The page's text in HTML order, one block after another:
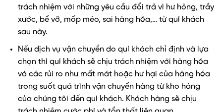
trách nhiệm với những yêu cầu đổi trả vì hư hỏng, trầy
xước, bể vỡ, mốp méo, sai hàng hóa,… từ quí khách
sau này.
Nếu dịch vụ vận chuyển do quí khách chỉ định và lựa
chọn thì quí khách sẽ chịu trách nhiệm với hàng hóa
và các rủi ro như mất mát hoặc hư hại của hàng hóa
trong suốt quá trình vận chuyển hàng từ kho hàng
của chúng tôi đến quí khách. Khách hàng sẽ chịu